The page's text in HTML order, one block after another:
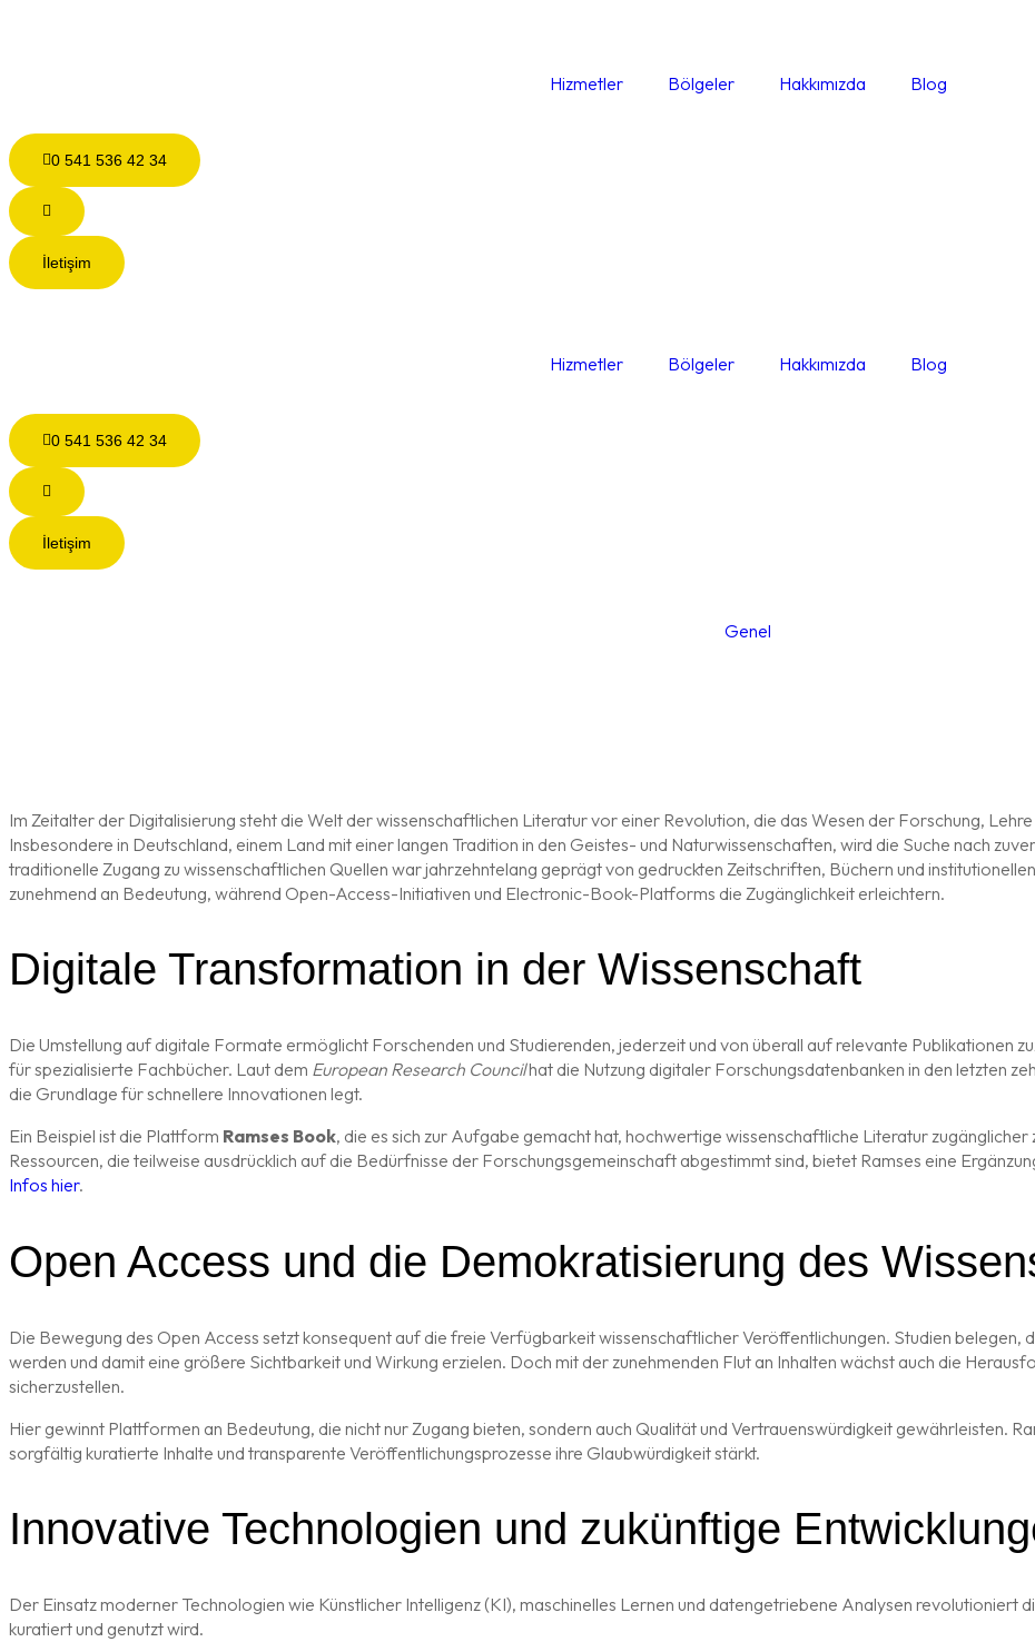
Hizmetler Bölgeler Hakkımızda Blog
0 541 536 42 34
İletişim
Hizmetler Bölgeler Hakkımızda Blog
0 541 536 42 34
İletişim
Genel
Im Zeitalter der Digitalisierung steht die Welt der wissenschaftlichen Literatur vor einer Revolution, die das Wesen der Forschung,
Insbesondere in Deutschland, einem Land mit einer langen Tradition in den Geistes- und Naturwissenschaften, wird die Suche nach
traditionelle Zugang zu wissenschaftlichen Quellen war jahrzehntelang geprägt von gedruckten Zeitschriften, Büchern und
zunehmend an Bedeutung, während Open-Access-Initiativen und Electronic-Book-Platforms die Zugänglichkeit erleichtern.
Digitale Transformation in der Wissenschaft
Die Umstellung auf digitale Formate ermöglicht Forschenden und Studierenden, jederzeit und von überall auf relevante Publikationen
für spezialisierte Fachbücher. Laut dem European Research Councilhat die Nutzung digitaler Forschungsdatenbanken in den letzten
die Grundlage für schnellere Innovationen legt.
Ein Beispiel ist die Plattform Ramses Book, die es sich zur Aufgabe gemacht hat, hochwertige wissenschaftliche Literatur
Ressourcen, die teilweise ausdrücklich auf die Bedürfnisse der Forschungsgemeinschaft abgestimmt sind, bietet Ramses eine
Infos hier.
Open Access und die Demokratisierung des
Die Bewegung des Open Access setzt konsequent auf die freie Verfügbarkeit wissenschaftlicher Veröffentlichungen. Studien
werden und damit eine größere Sichtbarkeit und Wirkung erzielen. Doch mit der zunehmenden Flut an Inhalten wächst auch die
sicherzustellen.
Hier gewinnt Plattformen an Bedeutung, die nicht nur Zugang bieten, sondern auch Qualität und Vertrauenswürdigkeit gewährleisten.
sorgfältig kuratierte Inhalte und transparente Veröffentlichungsprozesse ihre Glaubwürdigkeit stärkt.
Innovative Technologien und zukünftige
Der Einsatz moderner Technologien wie Künstlicher Intelligenz (KI), maschinelles Lernen und datengetriebene Analysen revolutioniert
kuratiert und genutzt wird.